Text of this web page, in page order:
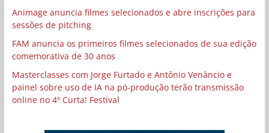
Animage anuncia filmes selecionados e abre inscrições para
sessões de pitching
FAM anuncia os primeiros filmes selecionados de sua edição
comemorativa de 30 anos
Masterclasses com Jorge Furtado e Antônio Venâncio e
painel sobre uso de IA na pó-produção terão transmissão
online no 4º Curta! Festival